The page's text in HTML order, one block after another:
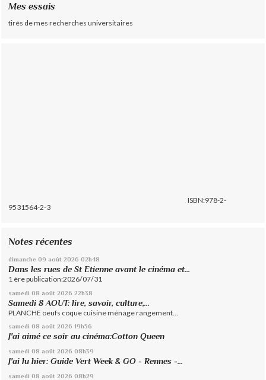
Mes essais
tirés de mes recherches universitaires
ISBN:978-2-
9531564-2-3
Notes récentes
dimanche 09 août 2026 02h48
Dans les rues de St Etienne avant le cinéma et...
1 ère publication:2026/07/31
samedi 08 août 2026 22h38
Samedi 8 AOUT: lire, savoir, culture,...
PLANCHE oeufs coque cuisine ménage rangement...
samedi 08 août 2026 19h56
J'ai aimé ce soir au cinéma:Cotton Queen
samedi 08 août 2026 08h39
J'ai lu hier: Guide Vert Week & GO - Rennes -...
samedi 08 août 2026 08h29